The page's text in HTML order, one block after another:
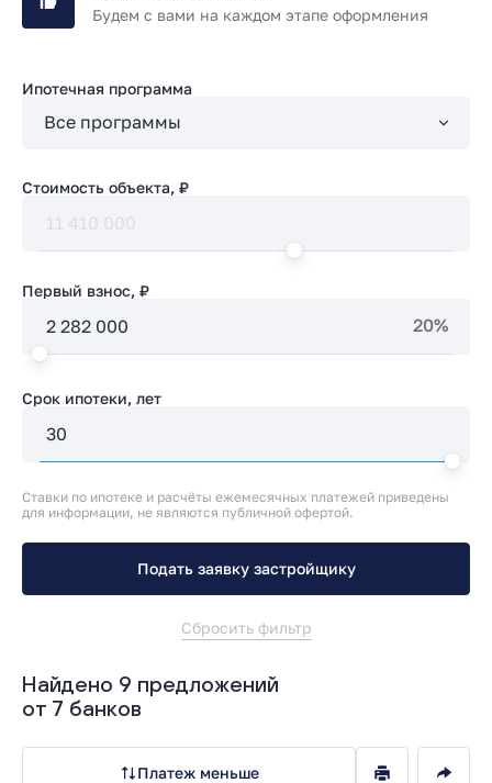
Будем с вами на каждом этапе оформления
Ипотечная программа
Стоимость объекта, ₽
Первый взнос, ₽
20%
Срок ипотеки, лет
Ставки по ипотеке и расчёты ежемесячных платежей приведены
для информации, не являются публичной офертой.
Подать заявку застройщику
Сбросить фильтр
Найдено 9 предложений
от 7 банков
Платеж меньше